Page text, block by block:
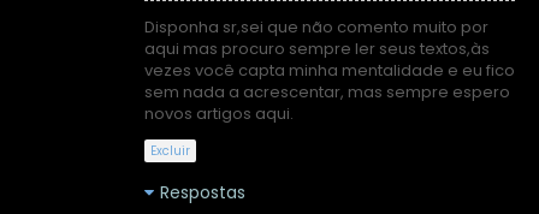
Disponha sr,sei que não comento muito por
aqui mas procuro sempre ler seus textos,às
vezes você capta minha mentalidade e eu fico
sem nada a acrescentar, mas sempre espero
novos artigos aqui.
Excluir
Respostas